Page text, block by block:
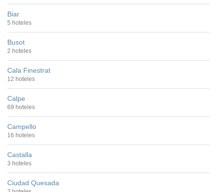
Biar
5 hoteles
Busot
2 hoteles
Cala Finestrat
12 hoteles
Calpe
69 hoteles
Campello
16 hoteles
Castalla
3 hoteles
Ciudad Quesada